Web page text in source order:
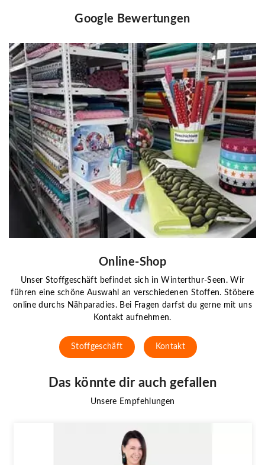
Google Bewertungen
Online-Shop
Unser Stoffgeschäft befindet sich in Winterthur-Seen. Wir
führen eine schöne Auswahl an verschiedenen Stoffen. Stöbere
online durchs Nähparadies. Bei Fragen darfst du gerne mit uns
Kontakt aufnehmen.
Stoffgeschäft Kontakt
Das könnte dir auch gefallen
Unsere Empfehlungen